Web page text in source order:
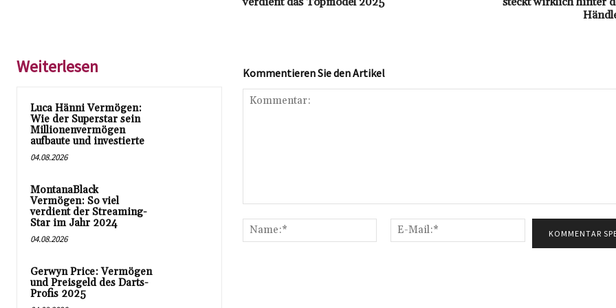
Weiterlesen
Luca Hänni Vermögen:
Wie der Superstar sein
Millionenvermögen
aufbaute und investierte
04.08.2026
MontanaBlack
Vermögen: So viel
verdient der Streaming-
Star im Jahr 2024
04.08.2026
Gerwyn Price: Vermögen
und Preisgeld des Darts-
Profis 2025
Kommentieren Sie den Artikel
Name:*
Mail:*